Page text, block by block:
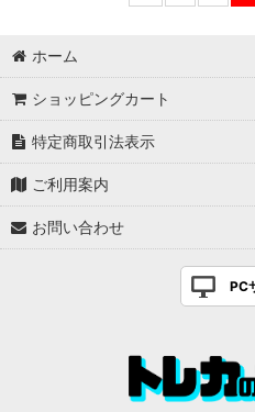
ホーム
ショッピングカート
特定商取引法表示
ご利用案内
お問い合わせ
PC